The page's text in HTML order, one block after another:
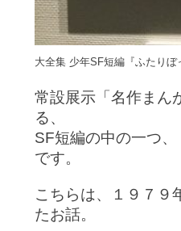
大全集 少年SF短編『ふたりぼ
常設展示「名作まん
る、
SF短編の中の一つ
です。
こちらは、１９７９
たお話。